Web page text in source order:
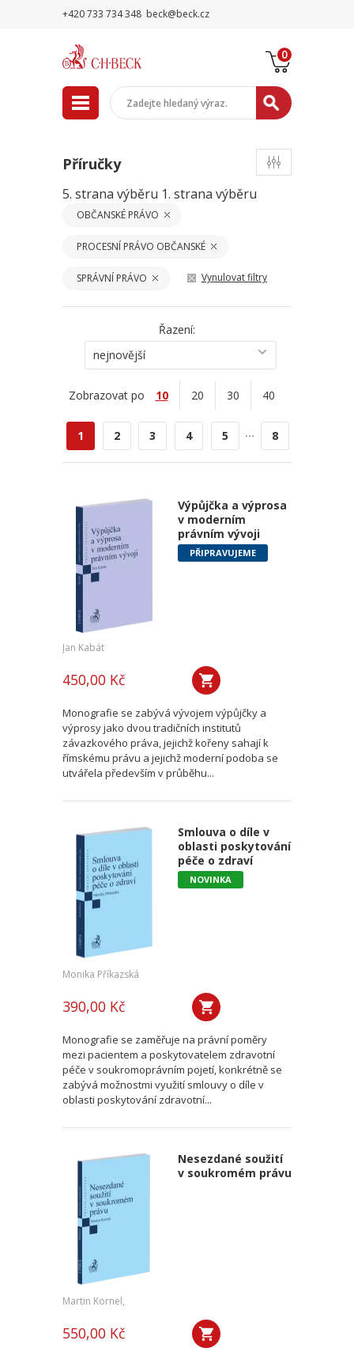
+420 733 734 348 beck@beck.cz
0
Příručky
5. strana výběru 1. strana výběru
OBČANSKÉ PRÁVO
PROCESNÍ PRÁVO OBČANSKÉ
SPRÁVNÍ PRÁVO Vynulovat filtry
Řazení:
nejnovější
Zobrazovat po 10 20 30 40
1 2 3 4 5 ... 8
Výpůjčka a výprosa
v moderním
právním vývoji
PŘIPRAVUJEME
Jan Kabát
450,00 Kč
Monografie se zabývá vývojem výpůjčky a
výprosy jako dvou tradičních institutů
závazkového práva, jejichž kořeny sahají k
římskému právu a jejichž moderní podoba se
utvářela především v průběhu...
Smlouva o díle v
oblasti poskytování
péče o zdraví
NOVINKA
Monika Příkazská
390,00 Kč
Monografie se zaměřuje na právní poměry
mezi pacientem a poskytovatelem zdravotní
péče v soukromoprávním pojetí, konkrétně se
zabývá možnostmi využití smlouvy o díle v
oblasti poskytování zdravotní...
Nesezdané soužití
v soukromém právu
Martin Kornel,
550,00 Kč